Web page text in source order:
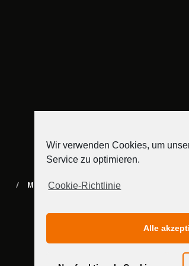
MEDIADATEN
Wir verwenden Cookies, um
Service zu optimieren.
Cookie-Richtlinie
Alle